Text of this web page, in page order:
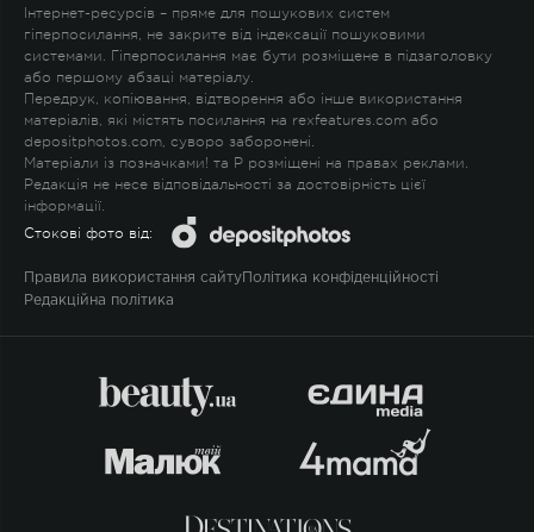
Інтернет-ресурсів – пряме для пошукових систем
гіперпосилання, не закрите від індексації пошуковими
системами. Гіперпосилання має бути розміщене в підзаголовку
або першому абзаці матеріалу.
Передрук, копіювання, відтворення або інше використання
матеріалів, які містять посилання на rexfeatures.com або
depositphotos.com, суворо заборонені.
Матеріали із позначками! та P розміщені на правах реклами.
Редакція не несе відповідальності за достовірність цієї
інформації.
Стокові фото від:
Правила використання сайту Політика конфіденційності
Редакційна політика